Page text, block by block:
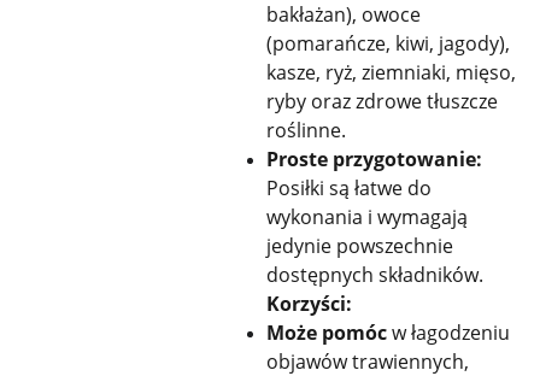
bakłażan), owoce
(pomarańcze, kiwi, jagody),
kasze, ryż, ziemniaki, mięso,
ryby oraz zdrowe tłuszcze
roślinne.
Proste przygotowanie:
Posiłki są łatwe do
wykonania i wymagają
jedynie powszechnie
dostępnych składników.
Korzyści:
Może pomócw łagodzeniu
objawów trawiennych,